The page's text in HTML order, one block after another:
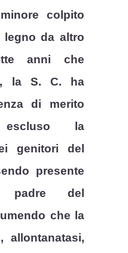
colpito
da altro
anni che
la S. C. ha
di merito
la
genitori del
presente
del
che la
allontanatasi,